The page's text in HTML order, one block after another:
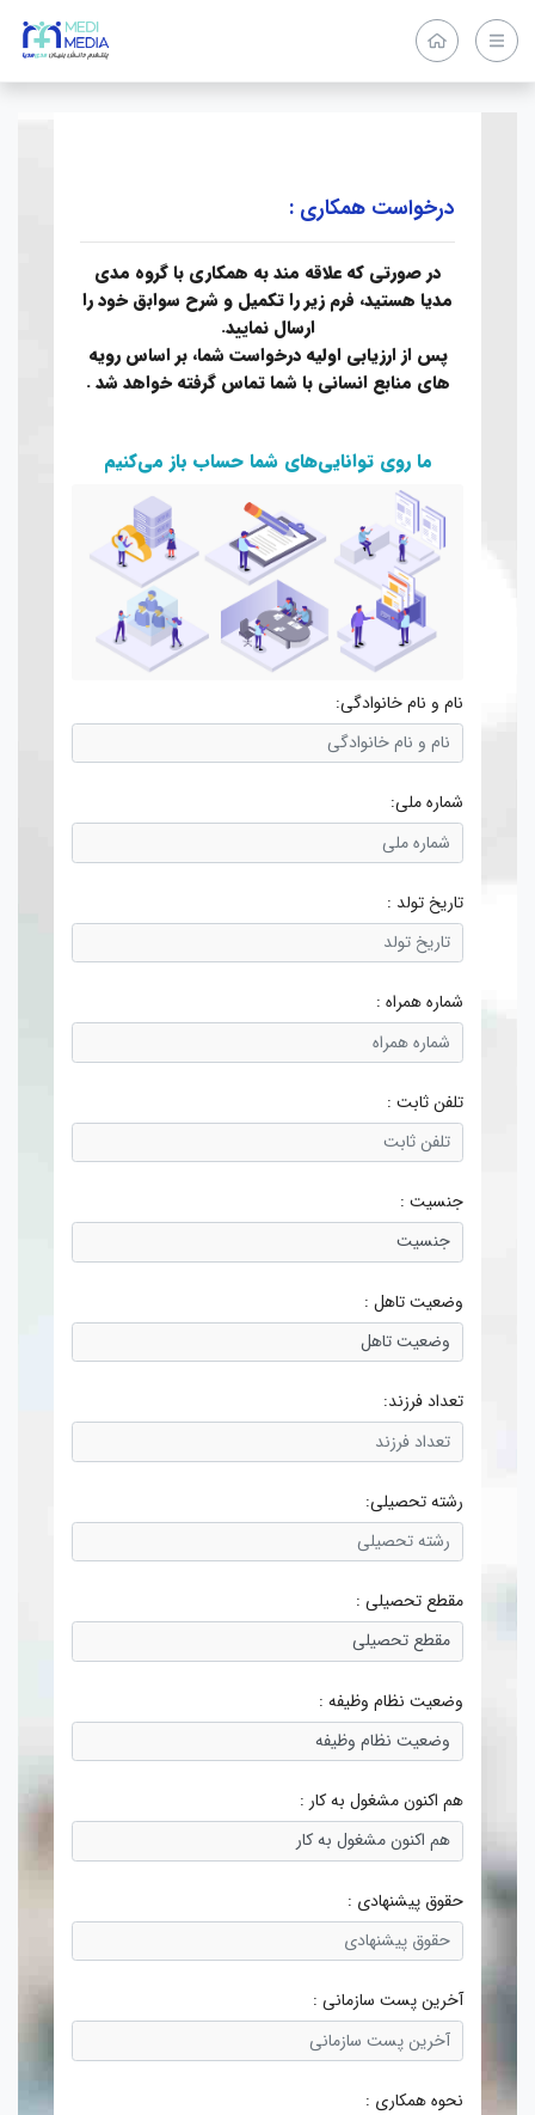
درخواست همکاری :
در صورتی که علاقه مند به همکاری با گروه مدی
مدیا هستید، فرم زیر را تکمیل و شرح سوابق خود را
ارسال نمایید.
پس از ارزیابی اولیه درخواست شما، بر اساس رویه
های منابع انسانی با شما تماس گرفته خواهد شد .
ما روی توانایی‌های شما حساب باز می‌کنیم
نام و نام خانوادگی:
شماره ملی:
تاریخ تولد :
شماره همراه :
تلفن ثابت :
جنسیت :
وضعیت تاهل :
تعداد فرزند:
رشته تحصیلی:
مقطع تحصیلی :
وضعیت نظام وظیفه :
هم اکنون مشغول به کار :
حقوق پیشنهادی :
آخرین پست سازمانی :
نحوه همکاری :